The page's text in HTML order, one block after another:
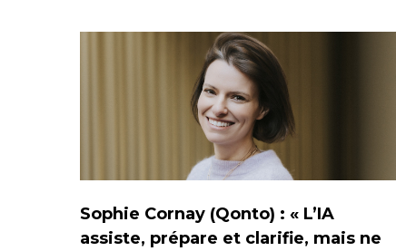
Sophie Cornay (Qonto) : « L’IA
assiste, prépare et clarifie, mais ne